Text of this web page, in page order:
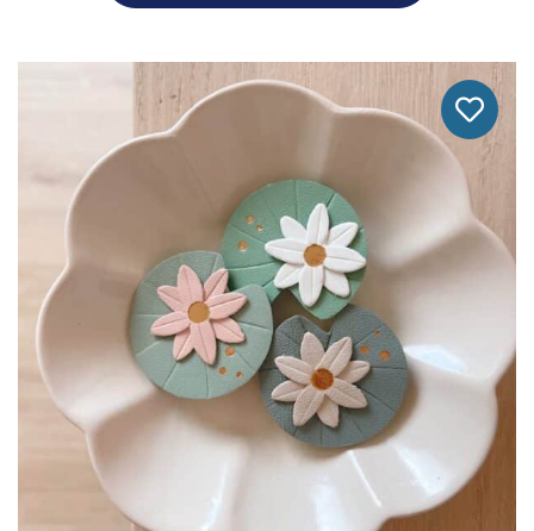
A
Plusieurs
Les
Options
Peuvent
Être
Choisies
Sur
La
Page